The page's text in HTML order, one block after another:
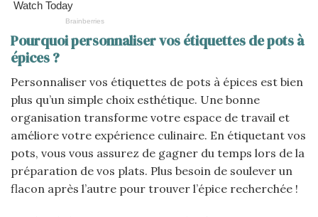
Pourquoi personnaliser vos étiquettes de pots à
épices ?
Personnaliser vos étiquettes de pots à épices est bien
plus qu’un simple choix esthétique. Une bonne
organisation transforme votre espace de travail et
améliore votre expérience culinaire. En étiquetant vos
pots, vous vous assurez de gagner du temps lors de la
préparation de vos plats. Plus besoin de soulever un
flacon après l’autre pour trouver l’épice recherchée !